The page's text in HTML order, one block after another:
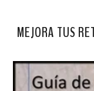
MEJORA TUS